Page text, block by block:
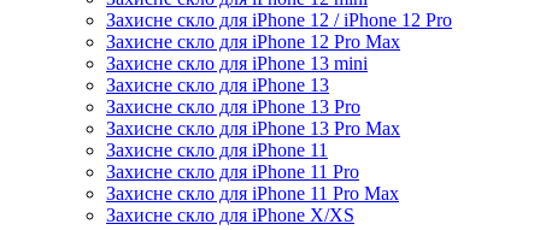
Захисне скло для iPhone 12 / iPhone 12 Pro
Захисне скло для iPhone 12 Pro Max
Захисне скло для iPhone 13 mini
Захисне скло для iPhone 13
Захисне скло для iPhone 13 Pro
Захисне скло для iPhone 13 Pro Max
Захисне скло для iPhone 11
Захисне скло для iPhone 11 Pro
Захисне скло для iPhone 11 Pro Max
Захисне скло для iPhone X/XS